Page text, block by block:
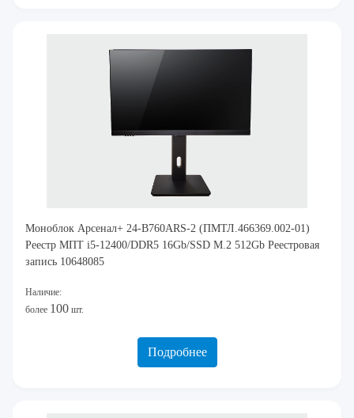
Моноблок Арсенал+ 24-B760ARS-2 (ПМТЛ.466369.002-01)
Реестр МПТ i5-12400/DDR5 16Gb/SSD M.2 512Gb Реестровая
запись 10648085
Наличие:
более 100 шт.
Подробнее